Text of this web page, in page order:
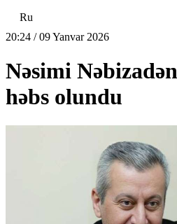
Ru
20:24 / 09 Yanvar 2026
Nəsimi
həbs olundu